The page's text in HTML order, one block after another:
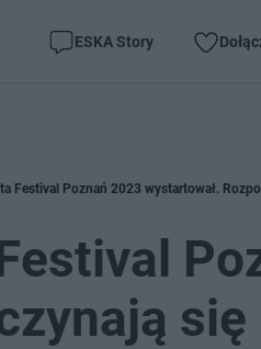
ESKA Story
Festival Poznań 2023 wystartował.